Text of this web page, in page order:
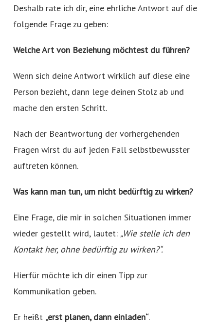
Deshalb rate ich dir, eine ehrliche Antwort auf die
folgende Frage zu geben:
Welche Art von Beziehung möchtest du führen?
Wenn sich deine Antwort wirklich auf diese eine
Person bezieht, dann lege deinen Stolz ab und
mache den ersten Schritt.
Nach der Beantwortung der vorhergehenden
Fragen wirst du auf jeden Fall selbstbewusster
auftreten können.
Was kann man tun, um nicht bedürftig zu wirken?
Eine Frage, die mir in solchen Situationen immer
wieder gestellt wird, lautet: „Wie stelle ich den
Kontakt her, ohne bedürftig zu wirken?“.
Hierfür möchte ich dir einen Tipp zur
Kommunikation geben.
Er heißt „erst planen, dann einladen“.